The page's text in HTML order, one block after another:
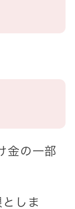
金の一部
しま